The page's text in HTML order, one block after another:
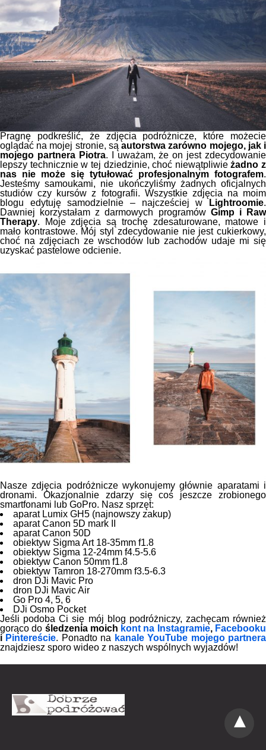
Pragnę podkreślić, że zdjęcia podróżnicze, które możecie
oglądać na mojej stronie, sąautorstwa zarówno mojego, jak i
mojego partnera Piotra. I uważam, że on jest zdecydowanie
lepszy technicznie w tej dziedzinie, choć niewątpliwieżadno z
nas nie może się tytułować profesjonalnym fotografem.
Jesteśmy samoukami, nie ukończyliśmy żadnych oficjalnych
studiów czy kursów z fotografii. Wszystkie zdjęcia na moim
blogu edytuję samodzielnie – najcześciej w
Lightroomie.
Dawniej korzystałam z darmowych programów Gimp i Raw
Therapy. Moje zdjęcia są trochę zdesaturowane, matowe i
mało kontrastowe. Mój styl zdecydowanie nie jest cukierkowy,
choć na zdjęciach ze wschodów lub zachodów udaje mi się
uzyskać pastelowe odcienie.
Nasze zdjęcia podróżnicze wykonujemy głównie aparatami i
dronami. Okazjonalnie zdarzy się coś jeszcze zrobionego
smartfonami lub GoPro. Nasz sprzęt:
aparat Lumix GH5 (najnowszy zakup)
aparat Canon 5D mark II
aparat Canon 50D
obiektyw Sigma Art 18-35mm f1.8
obiektyw Sigma 12-24mm f4.5-5.6
obiektyw Canon 50mm f1.8
obiektyw Tamron 18-270mm f3.5-6.3
dron DJi Mavic Pro
dron DJi Mavic Air
Go Pro 4, 5, 6
DJi Osmo Pocket
Jeśli podoba Ci się mój blog podróżniczy, zachęcam również
gorąco do śledzenia moich kont na Instagramie, Facebooku
i Pintereście. Ponadto na kanale YouTube mojego partnera
znajdziesz sporo wideo z naszych wspólnych wyjazdów!